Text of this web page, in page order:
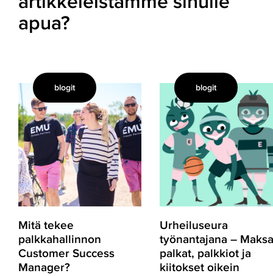
apua?
Mitä
tekee
palkkahallinnon
Customer
Success
Manager?
blogit
Mitä tekee
palkkahallinnon
Customer Success
Manager?
Urheiluseura
työnantajana
Maksa
palkat,
palkkiot
kiitokset
oikein
blogit
Urheiluseura
työnantajana – Maksa
palkat, palkkiot ja
kiitokset oikein